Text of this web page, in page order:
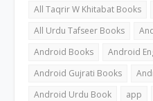
All Taqrir W Khitabat Books
All Urdu Tafseer Books
Android Books
Android
Android Gujrati Books
Android Urdu Book
app